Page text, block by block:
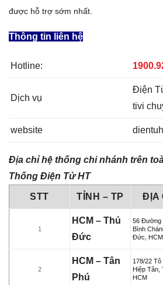
được hỗ trợ sớm nhất.
Thông tin liên hệ
Hotline:
Dịch vụ
Điện
tivi
website
Địa chỉ hệ thống chi nhánh trên
Thống Điện Tử HT
STT TỈNH – TP ĐỊA
1
HCM – Thủ
Đức
56 Đường
Bình
Đức, HCM
2
HCM – Tân
Phú
178/22 Tô
Hiệp Tân,
HCM